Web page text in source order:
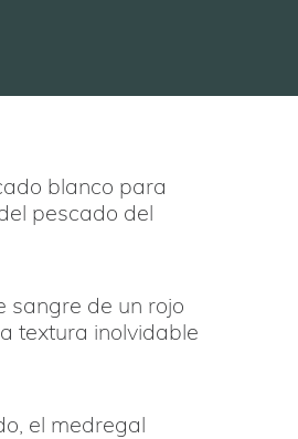
blanco para
pescado del
sangre de un rojo
textura inolvidable
el medregal